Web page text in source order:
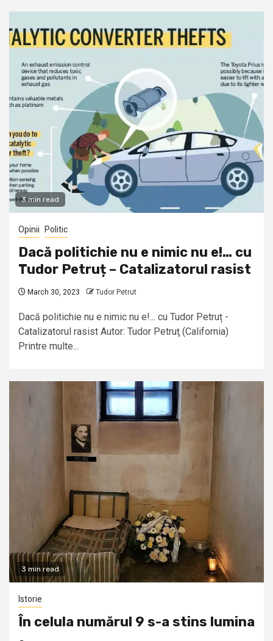
3 min read
Opinii Politic
Dacă politichie nu e nimic nu e!… cu
Tudor Petruț – Catalizatorul rasist
March 30, 2023 Tudor Petrut
Dacă politichie nu e nimic nu e!... cu Tudor Petruț -
Catalizatorul rasist Autor: Tudor Petruţ (California)
Printre multe...
3 min read
Istorie
În celula numărul 9 s-a stins lumina